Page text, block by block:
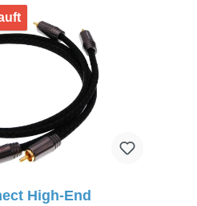
High-End